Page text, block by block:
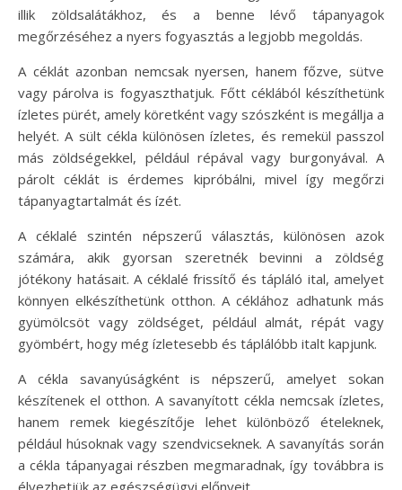
illik zöldsalátákhoz, és a benne lévő tápanyagok
megőrzéséhez a nyers fogyasztás a legjobb megoldás.
A céklát azonban nemcsak nyersen, hanem főzve, sütve
vagy párolva is fogyaszthatjuk. Főtt céklából készíthetünk
ízletes pürét, amely köretként vagy szószként is megállja a
helyét. A sült cékla különösen ízletes, és remekül passzol
más zöldségekkel, például répával vagy burgonyával. A
párolt céklát is érdemes kipróbálni, mivel így megőrzi
tápanyagtartalmát és ízét.
A céklalé szintén népszerű választás, különösen azok
számára, akik gyorsan szeretnék bevinni a zöldség
jótékony hatásait. A céklalé frissítő és tápláló ital, amelyet
könnyen elkészíthetünk otthon. A céklához adhatunk más
gyümölcsöt vagy zöldséget, például almát, répát vagy
gyömbért, hogy még ízletesebb és táplálóbb italt kapjunk.
A cékla savanyúságként is népszerű, amelyet sokan
készítenek el otthon. A savanyított cékla nemcsak ízletes,
hanem remek kiegészítője lehet különböző ételeknek,
például húsoknak vagy szendvicseknek. A savanyítás során
a cékla tápanyagai részben megmaradnak, így továbbra is
élvezhetjük az egészségügyi előnyeit.